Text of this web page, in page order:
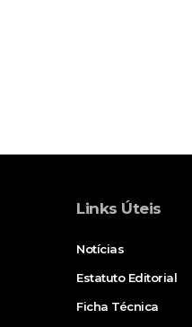
Links Úteis
Notícias
Estatuto Editorial
Ficha Técnica